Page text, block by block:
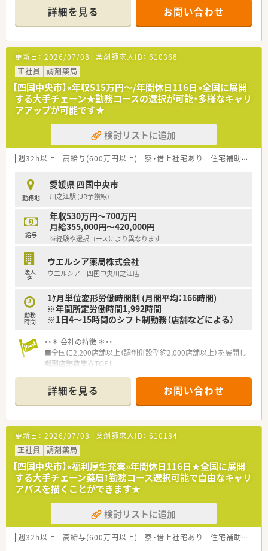
頑張り次第で高給与も可能！
■経験や勤務コースによりますが、経験の少ない方でも500万前
半スタートと業界TOP水準！
■職種や職域に合わせ、豊富な社内研修や外部組織と連携した研
修を用意されています
■薬剤師が中心の会社だからこそ活躍できるキャリアパスが多
種多様に用意されています。
■店舗拡大に伴い、エリアマネジャーや営業部長等のマネジメン
トのポジションも増えます。
■在宅や教育等の専門性を活かせるスペシャリストを目指すこ
とも可能です。
■その他にも、管理部門や商品部門等の本社スタッフなど活動領
域は多種多様です。
■在宅実施店舗は年々増加しており、在宅医療へもしっかりと関
わる事ができます。
時短勤務ができるよう変更予定です。
■年間休日が120日とワークライフバランスが整っています
■日用品から常備薬まで、従業員割引制度など嬉しいメリットも
たくさんあります！
詳細を見る お問い合わせ
更新日： 2026/07/08 薬剤師求人ID： 610368
正社員
調剤薬局
【四国中央市】«年収515万円～/年間休日116日»全国に展開
する大手チェーン★勤務コースの選択が可能・多様なキャリ
アアップが可能です★
検討リストに追加
週32h以上 高給与(600万円以上) 寮・借上社宅あり 住宅補助(手当)あり
勤務地
愛媛県 四国中央市
川之江駅 (JR予讃線)
給与
年収530万円～700万円
月給355,000円～420,000円
※経験や選択コースにより異なります
法人
名
ウエルシア薬局株式会社
ウエルシア 四国中央川之江店
勤務
時間
1ｹ月単位変形労働時間制 (月間平均：166時間)
※年間所定労働時間1,992時間
※1日4～15時間のシフト制勤務（店舗などによる）
・・＊ 会社の特徴 ＊・・
■全国に2,200店舗以上（調剤併設型約2,000店舗以上）を展開し
調剤店舗数業界TOP！
頑張り次第で高給与も可能！
■経験や勤務コースによりますが、経験の少ない方でも500万前
半スタートと業界TOP水準！
■職種や職域に合わせ、豊富な社内研修や外部組織と連携した研
修を用意されています
■薬剤師が中心の会社だからこそ活躍できるキャリアパスが多
種多様に用意されています。
■店舗拡大に伴い、エリアマネジャーや営業部長等のマネジメン
トのポジションも増えます。
■在宅や教育等の専門性を活かせるスペシャリストを目指すこ
とも可能です。
■その他にも、管理部門や商品部門等の本社スタッフなど活動領
域は多種多様です。
■在宅実施店舗は年々増加しており、在宅医療へもしっかりと関
わる事ができます。
詳細を見る お問い合わせ
更新日： 2026/07/08 薬剤師求人ID： 610184
正社員
調剤薬局
【四国中央市】«福利厚生充実»年間休日116日★全国に展開
する大手チェーン薬局！勤務コース選択可能で自由なキャリ
アパスを描くことができます★
検討リストに追加
週32h以上 高給与(600万円以上) 寮・借上社宅あり 住宅補助(手当)あり